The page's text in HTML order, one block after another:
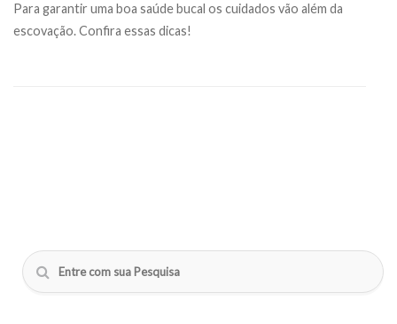
Para garantir uma boa saúde bucal os cuidados vão além da
escovação. Confira essas dicas!